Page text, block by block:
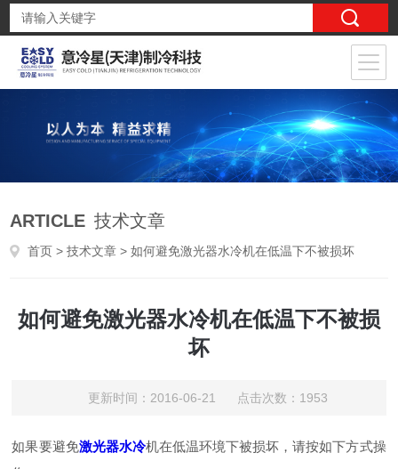
ARTICLE 技术文章
首页 >技术文章 > 如何避免激光器水冷机在低温下不被损坏
如何避免激光器水冷机在低温下不被损
坏
更新时间：2016-06-21 点击次数：1953
如果要避免激光器水冷机在低温环境下被损坏，请按如下方式操